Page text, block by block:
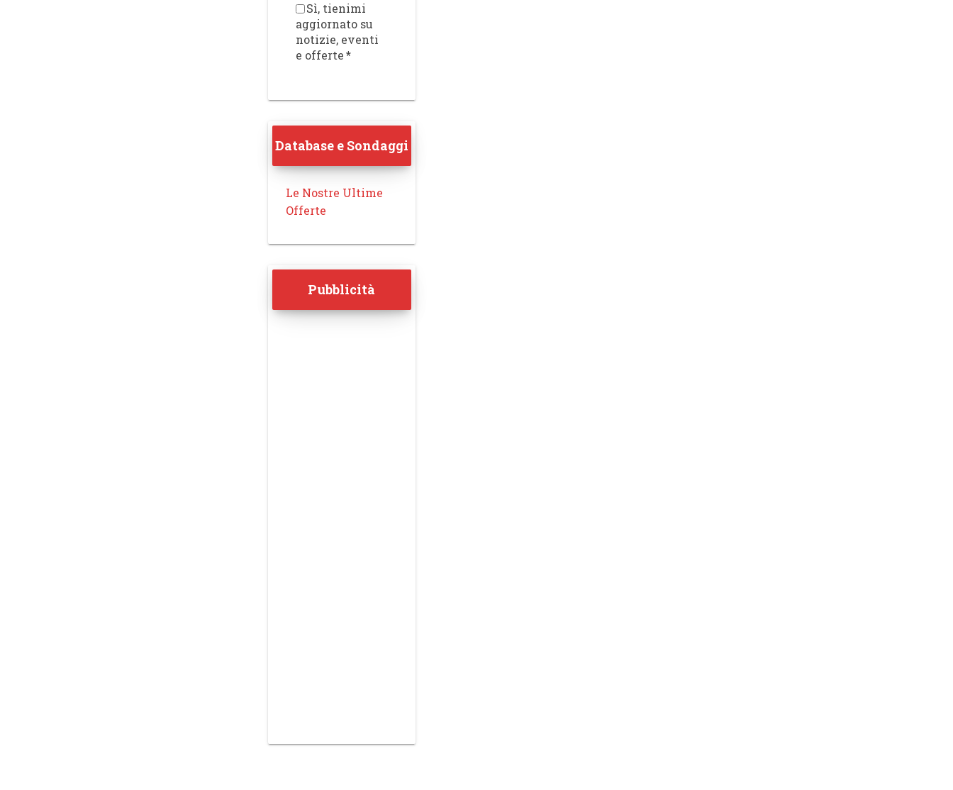
Sì, tienimi
aggiornato su
notizie, eventi
e offerte*
Database e Sondaggi
Le Nostre Ultime
Offerte
Pubblicità